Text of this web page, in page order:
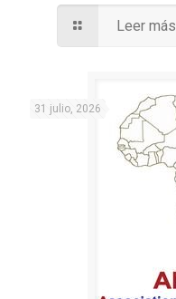
Leer más
31 julio, 2026